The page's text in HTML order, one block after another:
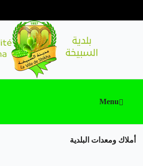
Menu
أملاك ومعدات البلدية